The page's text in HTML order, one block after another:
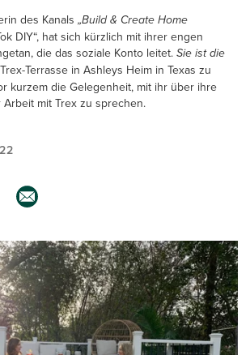
des Kanals „Build & Create Home
DIY“, hat sich kürzlich mit ihrer engen
die das soziale Konto leitet. Sie ist die
Terrasse in Ashleys Heim in Texas zu
kurzem die Gelegenheit, mit ihr über ihre
mit Trex zu sprechen.